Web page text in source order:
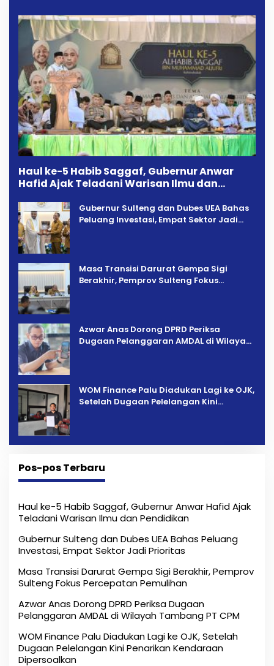
Haul ke-5 Habib Saggaf, Gubernur Anwar
Hafid Ajak Teladani Warisan Ilmu dan
Gubernur Sulteng dan Dubes UEA Bahas
Peluang Investasi, Empat Sektor Jadi
Masa Transisi Darurat Gempa Sigi
Berakhir, Pemprov Sulteng Fokus
Azwar Anas Dorong DPRD Periksa
Dugaan Pelanggaran AMDAL di Wilayah
‎WOM Finance Palu Diadukan Lagi ke OJK,
Setelah Dugaan Pelelangan Kini
Pos-pos Terbaru
Haul ke-5 Habib Saggaf, Gubernur Anwar Hafid Ajak
Teladani Warisan Ilmu dan Pendidikan
Gubernur Sulteng dan Dubes UEA Bahas Peluang
Investasi, Empat Sektor Jadi Prioritas
Masa Transisi Darurat Gempa Sigi Berakhir, Pemprov
Sulteng Fokus Percepatan Pemulihan
Azwar Anas Dorong DPRD Periksa Dugaan
Pelanggaran AMDAL di Wilayah Tambang PT CPM
‎WOM Finance Palu Diadukan Lagi ke OJK, Setelah
Dugaan Pelelangan Kini Penarikan Kendaraan
Dipersoalkan ‎